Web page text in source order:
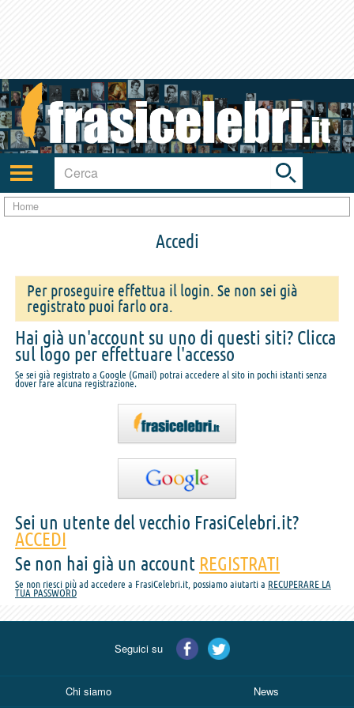
Attiva/disattiva
navigazione
Toggle
search
bar
Home
Accedi
Per proseguire effettua il login. Se non sei già
registrato puoi farlo ora.
Hai già un'account su uno di questi siti? Clicca
sul logo per effettuare l'accesso
Se sei già registrato a Google (Gmail) potrai accedere al sito in pochi istanti senza
dover fare alcuna registrazione.
Sei un utente del vecchio FrasiCelebri.it?
ACCEDI
Se non hai già un account REGISTRATI
Se non riesci più ad accedere a FrasiCelebri.it, possiamo aiutarti a RECUPERARE LA
TUA PASSWORD
Seguici su
Chi siamo News